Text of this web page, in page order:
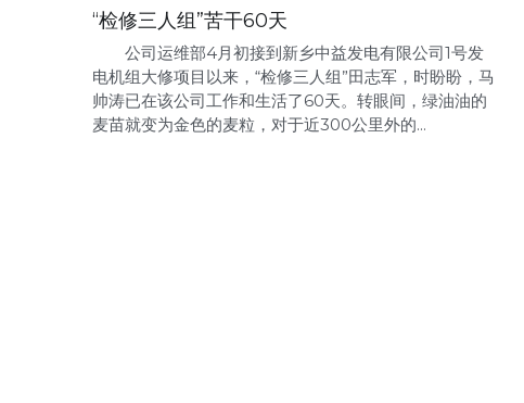
“检修三人组”苦干60天
公司运维部4月初接到新乡中益发电有限公司1号发
电机组大修项目以来，“检修三人组”田志军，时盼盼，马
帅涛已在该公司工作和生活了60天。转眼间，绿油油的
麦苗就变为金色的麦粒，对于近300公里外的...